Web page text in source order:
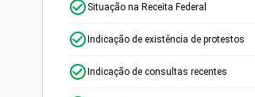
Situação na Receita Federal
Indicação de existência de protestos
Indicação de consultas recentes